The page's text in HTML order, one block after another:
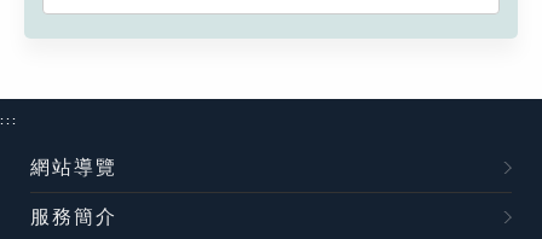
:::
網站導覽
服務簡介